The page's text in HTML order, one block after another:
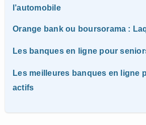
l’automobile
Orange bank ou boursorama :
Les banques en ligne pour
Les meilleures banques en ligne
actifs